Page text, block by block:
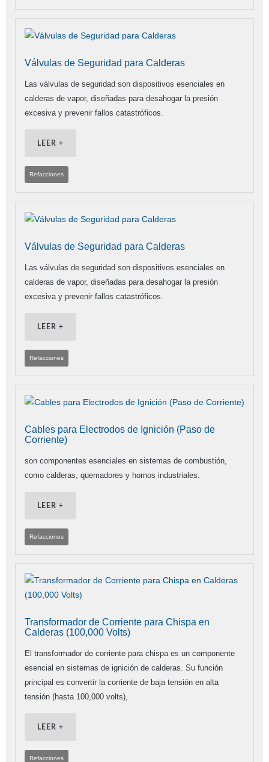
Válvulas de Seguridad para Calderas
Las válvulas de seguridad son dispositivos esenciales en
calderas de vapor, diseñadas para desahogar la presión
excesiva y prevenir fallos catastróficos.
LEER +
Refacciones
Válvulas de Seguridad para Calderas
Las válvulas de seguridad son dispositivos esenciales en
calderas de vapor, diseñadas para desahogar la presión
excesiva y prevenir fallos catastróficos.
LEER +
Refacciones
Cables para Electrodos de Ignición (Paso de
Corriente)
son componentes esenciales en sistemas de combustión,
como calderas, quemadores y hornos industriales.
LEER +
Refacciones
Transformador de Corriente para Chispa en
Calderas (100,000 Volts)
El transformador de corriente para chispa es un componente
esencial en sistemas de ignición de calderas. Su función
principal es convertir la corriente de baja tensión en alta
tensión (hasta 100,000 volts),
LEER +
Refacciones